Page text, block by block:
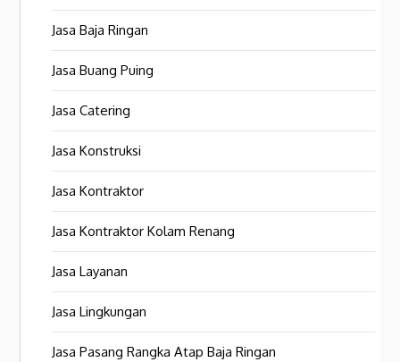
Jasa Baja Ringan
Jasa Buang Puing
Jasa Catering
Jasa Konstruksi
Jasa Kontraktor
Jasa Kontraktor Kolam Renang
Jasa Layanan
Jasa Lingkungan
Jasa Pasang Rangka Atap Baja Ringan